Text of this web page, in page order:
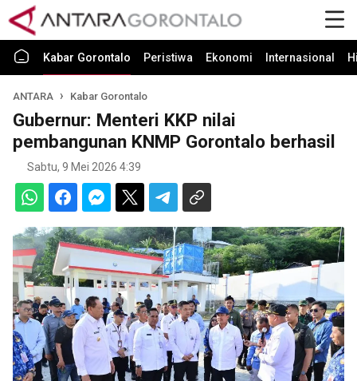
Kabar Gorontalo Peristiwa Ekonomi Internasional
ANTARA Kabar Gorontalo
Gubernur: Menteri KKP nilai
pembangunan KNMP Gorontalo berhasil
Sabtu, 9 Mei 2026 4:39